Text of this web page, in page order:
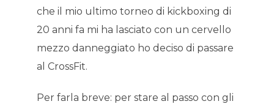
che il mio ultimo torneo di kickboxing di
20 anni fa mi ha lasciato con un cervello
mezzo danneggiato ho deciso di passare
al CrossFit.
Per farla breve: per stare al passo con gli